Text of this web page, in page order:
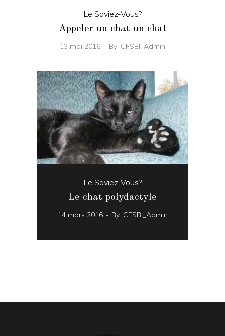
Le Saviez-Vous?
Appeler un chat un chat
13 mai 2016 By CFSBI_Admin
Le Saviez-Vous?
Le chat polydactyle
14 mars 2016 By CFSBI_Admin